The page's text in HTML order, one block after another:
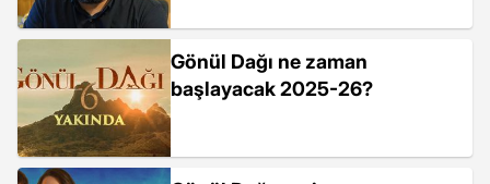
Gönül Dağı ne zaman
başlayacak 2025-26?